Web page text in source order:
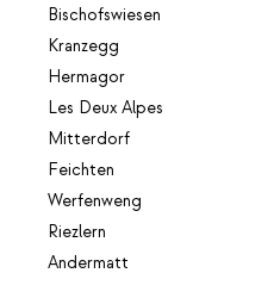
Bischofswiesen
Kranzegg
Hermagor
Les Deux Alpes
Mitterdorf
Feichten
Werfenweng
Riezlern
Andermatt